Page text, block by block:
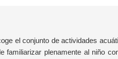
el conjunto de actividades
familiarizar plenamente al niño